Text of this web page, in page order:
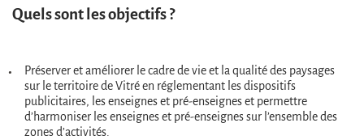
Quels sont les objectifs ?
Préserver et améliorer le cadre de vie et la qualité des paysages
sur le territoire de Vitré en réglementant les dispositifs
publicitaires, les enseignes et pré-enseignes et permettre
d’harmoniser les enseignes et pré-enseignes sur l’ensemble des
zones d’activités.